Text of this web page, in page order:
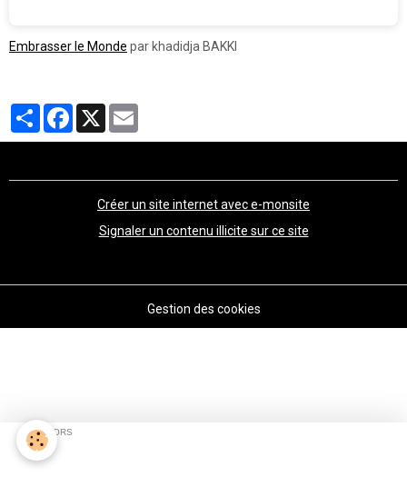
Embrasser le Monde par khadidja BAKKI
PartagerFacebook
X
Créer un site internet avec e-monsite
Signaler un contenu illicite sur ce site
Gestion des cookies
SPONSORS